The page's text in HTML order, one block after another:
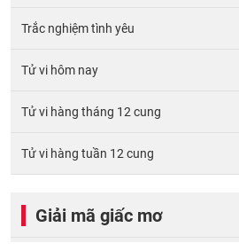
Trắc nghiệm tình yêu
Tử vi hôm nay
Tử vi hàng tháng 12 cung
Tử vi hàng tuần 12 cung
Giải mã giấc mơ